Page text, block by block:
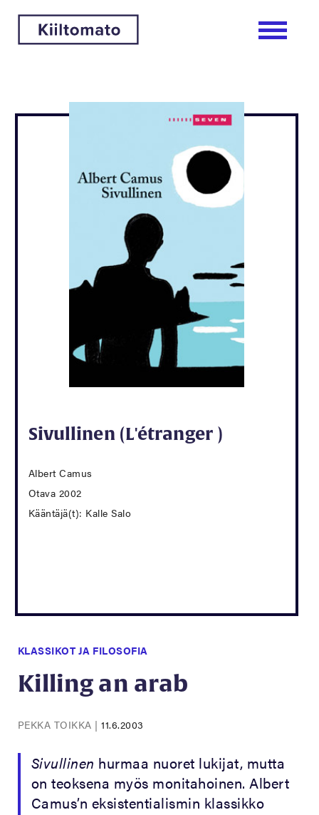
Sivullinen (L'étranger )
Albert Camus
Otava 2002
Kääntäjä(t): Kalle Salo
KLASSIKOT JA FILOSOFIA
Killing an arab
PEKKA TOIKKA |11.6.2003
Sivullinen hurmaa nuoret lukijat, mutta
on teoksena myös monitahoinen. Albert
Camus’n eksistentialismin klassikko